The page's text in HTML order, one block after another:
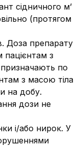
сідничного м’
(протягом
Доза препарату
пацієнтам з
по
з масою тіла
на добу.
дози не
і/або нирок. У